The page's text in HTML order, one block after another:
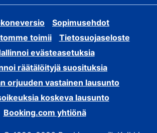
Sopimusehdot
toimii
Tietosuojaseloste
evästeasetuksia
räätälöityjä suosituksia
orjuuden vastainen lausunto
koskeva lausunto
Booking.com yhtiönä